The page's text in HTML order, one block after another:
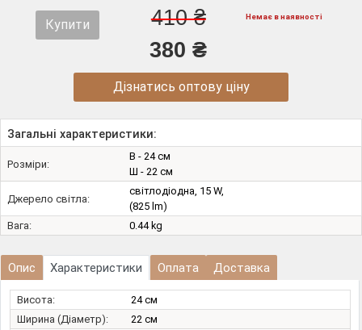
Купити
410 ₴
380 ₴
Немає в наявності
Дізнатись оптову ціну
Загальні характеристики:
Розміри:
В - 24 см
Ш - 22 см
Джерело світла:
світлодіодна, 15 W,
(825 lm)
Вага:
0.44 kg
Опис Характеристики Оплата Доставка
Висота:
24 см
Ширина (Діаметр):
22 см